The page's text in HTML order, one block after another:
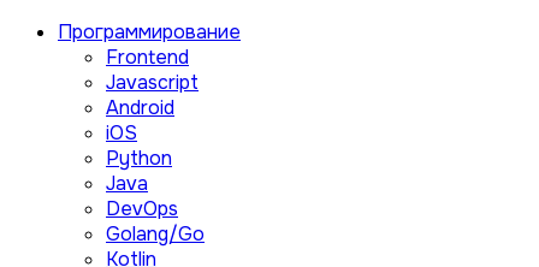
Программирование
Frontend
Javascript
Android
iOS
Python
Java
DevOps
Golang/Go
Kotlin